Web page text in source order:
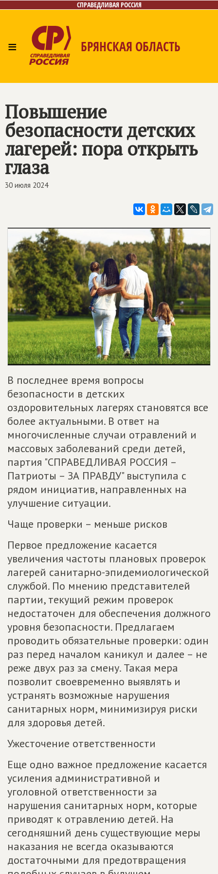
СПРАВЕДЛИВАЯ РОССИЯ
≡ БРЯНСКАЯ ОБЛАСТЬ
Повышение
безопасности детских
лагерей: пора открыть
глаза
30 июля 2024
В последнее время вопросы
безопасности в детских
оздоровительных лагерях становятся все
более актуальными. В ответ на
многочисленные случаи отравлений и
массовых заболеваний среди детей,
партия "СПРАВЕДЛИВАЯ РОССИЯ –
Патриоты – ЗА ПРАВДУ" выступила с
рядом инициатив, направленных на
улучшение ситуации.
Чаще проверки – меньше рисков
Первое предложение касается
увеличения частоты плановых проверок
лагерей санитарно-эпидемиологической
службой. По мнению представителей
партии, текущий режим проверок
недостаточен для обеспечения должного
уровня безопасности. Предлагаем
проводить обязательные проверки: один
раз перед началом каникул и далее – не
реже двух раз за смену. Такая мера
позволит своевременно выявлять и
устранять возможные нарушения
санитарных норм, минимизируя риски
для здоровья детей.
Ужесточение ответственности
Еще одно важное предложение касается
усиления административной и
уголовной ответственности за
нарушения санитарных норм, которые
приводят к отравлению детей. На
сегодняшний день существующие меры
наказания не всегда оказываются
достаточными для предотвращения